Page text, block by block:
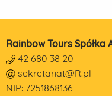
Rainbow Tours Spółka
42 680 38 20
sekretariat@R.pl
NIP: 7251868136